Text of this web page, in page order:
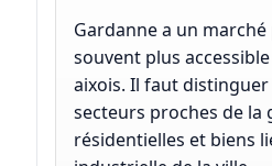
Gardanne a un
souvent plus
aixois. Il faut distinguer
secteurs proches de la
résidentielles et biens